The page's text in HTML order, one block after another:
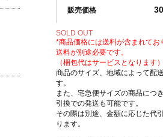
販売価格
SOLD OUT
*商品価格には送料が含まれてお
送料が別途必要です。
（梱包代はサービスとなります
商品のサイズ、地域によって配
す。
また、宅急便サイズの商品につ
引換での発送も可能です。
その際は別途、金額に応じた代
ります。